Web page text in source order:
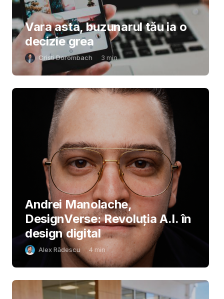
Vara asta, buzunarul tău ia o
decizie grea
Cristi Dorombach 3 min
Andrei Manolache,
DesignVerse: Revoluția A.I. în
design digital
Alex Rădescu 4 min